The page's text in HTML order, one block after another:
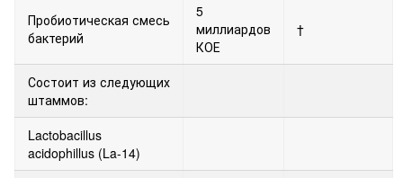
Пробиотическая смесь
бактерий
5
миллиардов
КОЕ
†
Состоит из следующих
штаммов:
Lactobacillus
acidophillus (La-14)